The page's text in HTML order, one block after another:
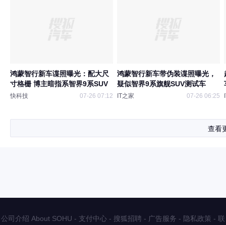
鸿蒙智行新车谍照曝光：配大尺
寸格栅 博主暗指系智界9系SUV
快科技 07-26 07:12
鸿蒙智行新车带伪装谍照曝光，
疑似智界9系旗舰SUV测试车
IT之家 07-26 06:25
查看
公司介绍 About SOHU - 支付中心 - 搜狐招聘 - 广告服务 - 隐私政策 - 联